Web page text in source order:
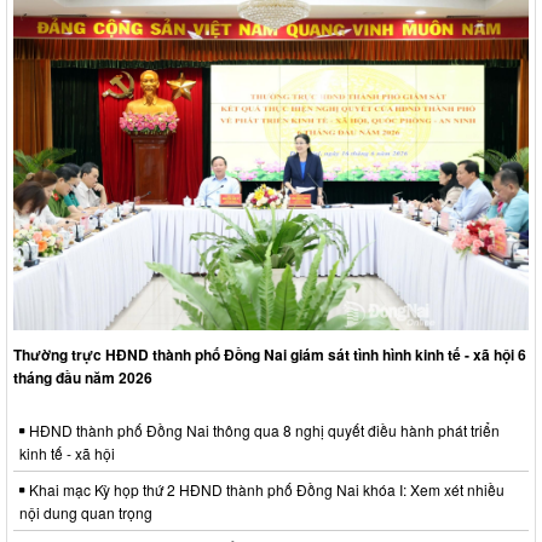
Thường trực HĐND thành phố Đồng Nai giám sát tình hình kinh tế - xã hội 6
tháng đầu năm 2026
HĐND thành phố Đồng Nai thông qua 8 nghị quyết điều hành phát triển
kinh tế - xã hội
Khai mạc Kỳ họp thứ 2 HĐND thành phố Đồng Nai khóa I: Xem xét nhiều
nội dung quan trọng